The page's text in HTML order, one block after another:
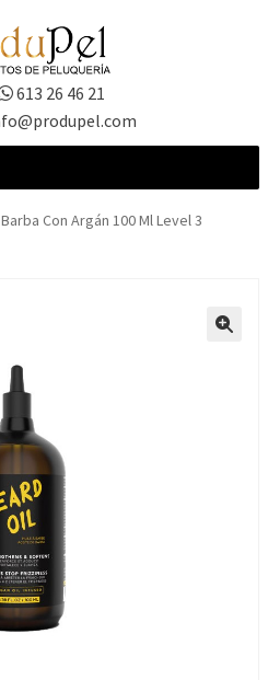
613 26 46 21
Con Argán 100 Ml Level 3